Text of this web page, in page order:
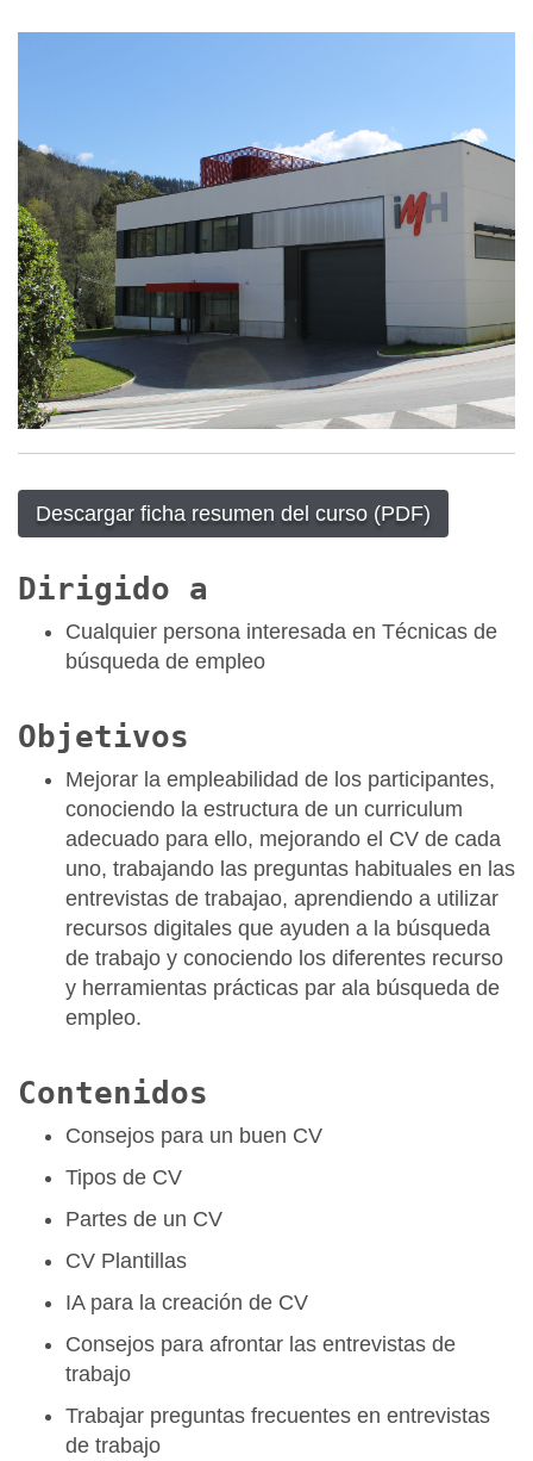
Descargar ficha resumen del curso (PDF)
Dirigido a
Cualquier persona interesada en Técnicas de
búsqueda de empleo
Objetivos
Mejorar la empleabilidad de los participantes,
conociendo la estructura de un curriculum
adecuado para ello, mejorando el CV de cada
uno, trabajando las preguntas habituales en las
entrevistas de trabajao, aprendiendo a utilizar
recursos digitales que ayuden a la búsqueda
de trabajo y conociendo los diferentes recurso
y herramientas prácticas par ala búsqueda de
empleo.
Contenidos
Consejos para un buen CV
Tipos de CV
Partes de un CV
CV Plantillas
IA para la creación de CV
Consejos para afrontar las entrevistas de
trabajo
Trabajar preguntas frecuentes en entrevistas
de trabajo